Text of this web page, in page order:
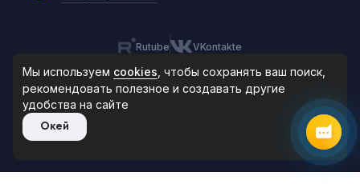
Rutube VKontakte
Продажа офисной мебели.
Все права защищены.
8 (495) 183-47-87
По будням с 09:30 до 18:30
Мы используем cookies , чтобы сохранять ваш поиск,
рекомендовать полезное и создавать другие
удобства на сайте
Окей